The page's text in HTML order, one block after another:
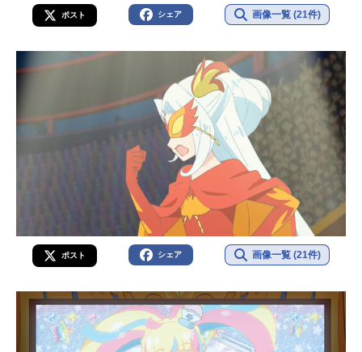
ポスト シェア 画像一覧 (21件)
ポスト シェア 画像一覧 (21件)